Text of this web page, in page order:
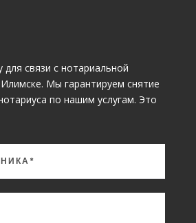
связи с нотариальной
Мы гарантируем снятие
по нашим услугам. Это